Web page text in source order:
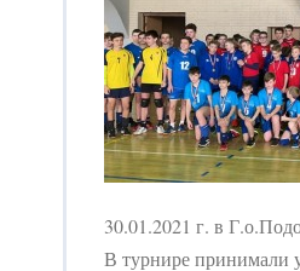
30.01.2021 г. в
В турнире принимали